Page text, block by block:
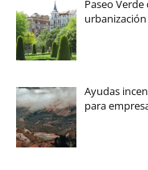
Paseo
Ayudas
para